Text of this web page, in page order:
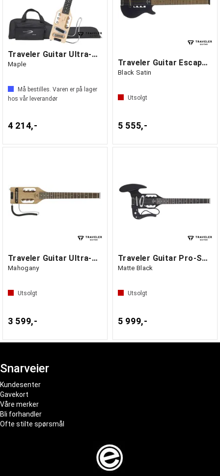
Traveler Guitar Ultra-Light Electric
Maple
Må bestilles. Varen er på lager
hos vår leverandør
4 214,-
Traveler Guitar Escape Mark III Steel
Black Satin
Utsolgt
5 555,-
Traveler Guitar Ultra-Light Acoustic
Mahogany
Utsolgt
3 599,-
Traveler Guitar Pro-Series Mod X
Matte Black
Utsolgt
5 999,-
Snarveier
Kundesenter
Gavekort
Våre merker
Bli forhandler
Ofte stilte spørsmål